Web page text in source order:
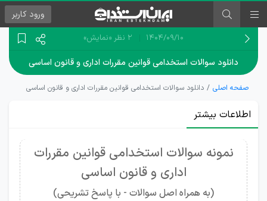
ورود کاربر
۱۴۰۴/۰۹/۱۰ 2 نظر «نمایش»
دانلود سوالات استخدامی قوانین مقررات اداری و قانون اساسی
صفحه اصلی دانلود سوالات استخدامی قوانین مقررات اداری و قانون اساسی
اطلاعات بیشتر
نمونه سوالات استخدامی قوانین مقررات
اداری و قانون اساسی
(به همراه اصل سوالات - با پاسخ تشریحی)